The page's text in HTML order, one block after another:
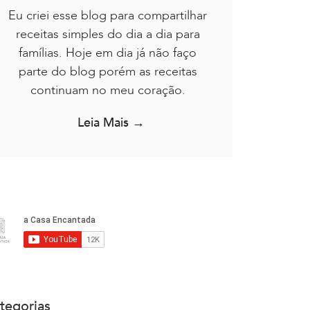
Eu criei esse blog para compartilhar
receitas simples do dia a dia para
famílias. Hoje em dia já não faço
parte do blog porém as receitas
continuam no meu coração.
Leia Mais →